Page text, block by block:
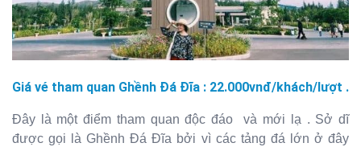
Giá vé tham quan Ghềnh Đá Đĩa : 22.000vnđ/khách/lượt .
Đây là một điểm tham quan độc đáo và mới lạ . Sở dĩ
được gọi là Ghềnh Đá Đĩa bởi vì các tảng đá lớn ở đây